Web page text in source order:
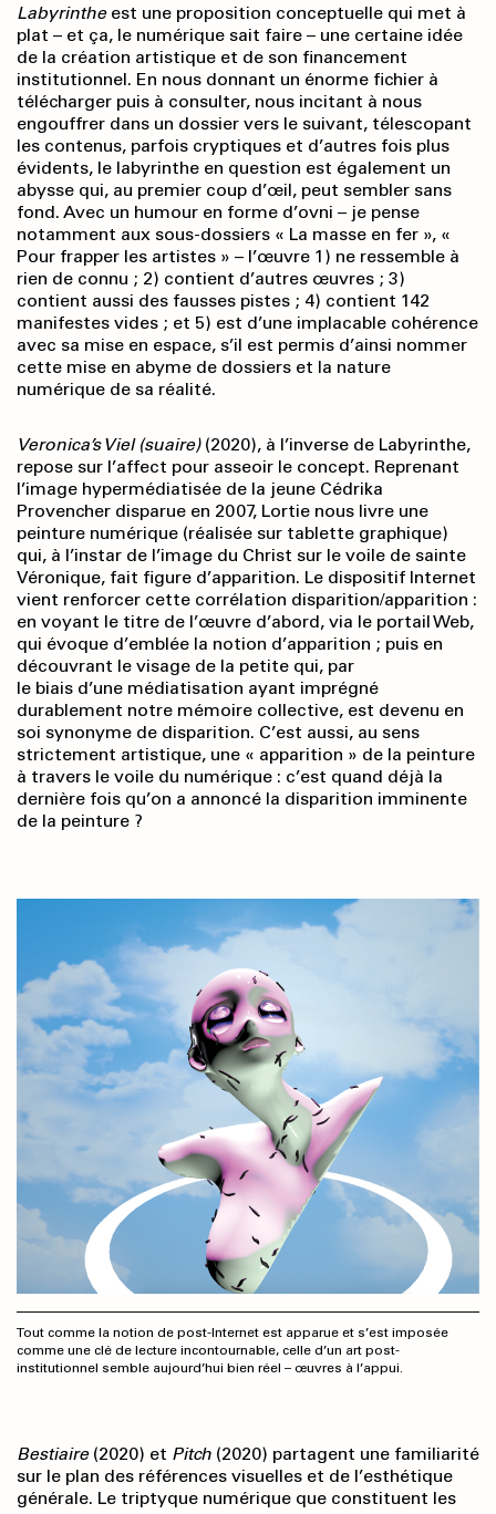
Labyrintheest une proposition conceptuelle qui met à
plat – et ça, le numérique sait faire – une certaine idée
de la création artistique et de son financement
institutionnel. En nous donnant un énorme fichier à
télécharger puis à consulter, nous incitant à nous
engouffrer dans un dossier vers le suivant, télescopant
les contenus, parfois cryptiques et d’autres fois plus
évidents, le labyrinthe en question est également un
abysse qui, au premier coup d’œil, peut sembler sans
fond. Avec un humour en forme d’ovni – je pense
notamment aux sous-dossiers « La masse en fer », «
Pour frapper les artistes » – l’œuvre 1) ne ressemble à
rien de connu ; 2) contient d’autres œuvres ; 3)
contient aussi des fausses pistes ; 4) contient 142
manifestes vides ; et 5) est d’une implacable cohérence
avec sa mise en espace, s’il est permis d’ainsi nommer
cette mise en abyme de dossiers et la nature
numérique de sa réalité.
Veronica’s Viel (suaire)(2020), à l’inverse de Labyrinthe,
repose sur l’affect pour asseoir le concept. Reprenant
l’image hypermédiatisée de la jeune Cédrika
Provencher disparue en 2007, Lortie nous livre une
peinture numérique (réalisée sur tablette graphique)
qui, à l’instar de l’image du Christ sur le voile de sainte
Véronique, fait figure d’apparition. Le dispositif Internet
vient renforcer cette corrélation disparition/apparition :
en voyant le titre de l’œuvre d’abord, via le portail Web,
qui évoque d’emblée la notion d’apparition ; puis en
découvrant le visage de la petite qui, par
le biais d’une médiatisation ayant imprégné
durablement notre mémoire collective, est devenu en
soi synonyme de disparition. C’est aussi, au sens
strictement artistique, une « apparition » de la peinture
à travers le voile du numérique : c’est quand déjà la
dernière fois qu’on a annoncé la disparition imminente
de la peinture ?
Tout comme la notion de post-Internet est apparue et s’est imposée
comme une clé de lecture incontournable, celle d’un art post-
institutionnel semble aujourd’hui bien réel – œuvres à l’appui.
Bestiaire(2020) et Pitch (2020) partagent une familiarité
sur le plan des références visuelles et de l’esthétique
générale. Le triptyque numérique que constituent les